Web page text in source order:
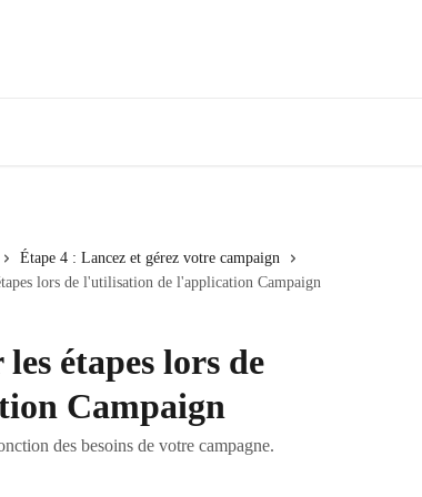
Étape 4 : Lancez et gérez votre campaign
lors de l'utilisation de l'application Campaign
étapes lors de
Campaign
des besoins de votre campagne.